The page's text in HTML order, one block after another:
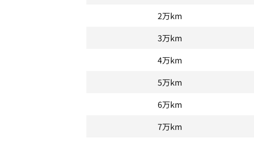
2万km
3万km
4万km
5万km
6万km
7万km